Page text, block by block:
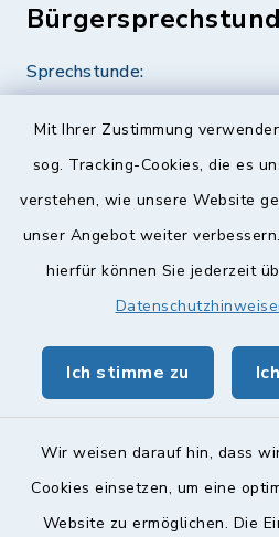
Mit Ihrer Zustimmung
sog. Tracking-Cookies, die es
verstehen, wie unsere Website
unser Angebot weiter
hierfür können Sie jederzeit
Ich stimme zu
Wir weisen darauf hin, dass
Cookies einsetzen, um eine
Website zu ermöglichen. Die
Sprechstunde:
Quicklinks
Landkreis Lichtenfels
geoPortal Lichtenfels